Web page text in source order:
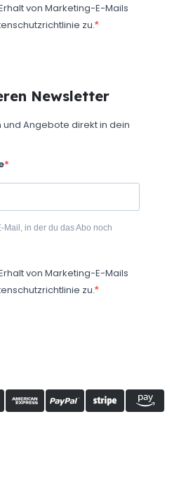
von Marketing-E-Mails
zu.
Newsletter
und Angebote direkt in dein
in der du das Abo noch
von Marketing-E-Mails
zu.